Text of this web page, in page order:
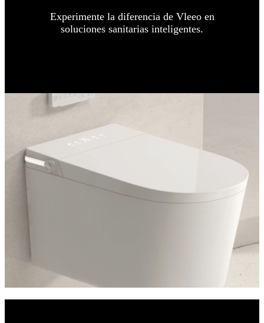
Experimente la diferencia de Vleeo en
soluciones sanitarias inteligentes.